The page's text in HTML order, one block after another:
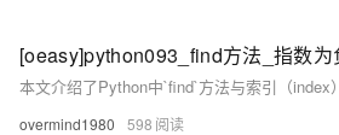
overmind1980 598